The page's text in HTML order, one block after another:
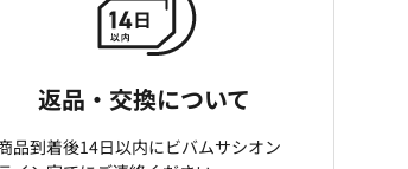
返品・交換について
品到着後14日以内にビバムサシオン